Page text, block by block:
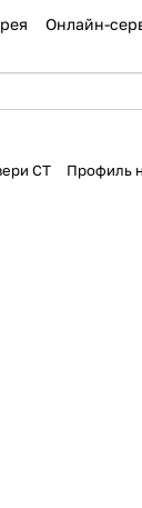
Онлайн-
СТ Профиль